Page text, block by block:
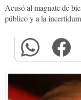
Acusó al magnate de
público y a la